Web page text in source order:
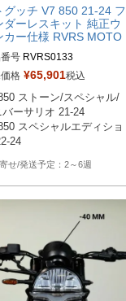
グッチ V7 850 21-24 フ
ダーレスキット 純正ウ
カー仕様 RVRS MOTO
号 RVRS0133
格 ¥65,901税込
ストーン/スペシャル/
バーサリオ 21-24
スペシャルエディショ
2～6週